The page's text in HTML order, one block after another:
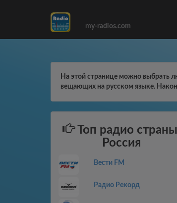
my-radios.com
На этой странице можно выбрать
вещающих на русском языке.
Топ радио
Россия
Вести FM
Радио Рекорд